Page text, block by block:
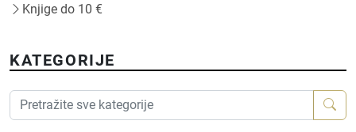
Knjige do 10 €
KATEGORIJE